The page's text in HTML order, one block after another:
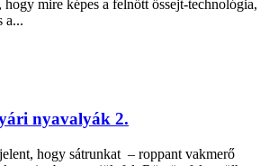
mire képes a felnőtt őssejt-technológia,
a...
nyavalyák 2.
hogy sátrunkat – roppant vakmerő